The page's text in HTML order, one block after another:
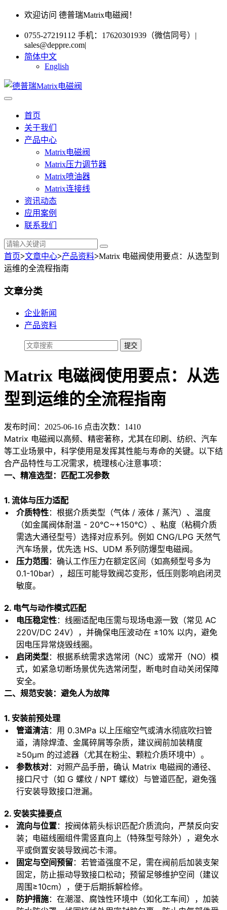
欢迎访问 德普瑞Matrix电磁阀！
0755-27219112 手机：17620301939（微信同号） |
sales@deppre.com|
简体中文
English
首页
关于我们
产品中心
Matrix电磁阀
Matrix压力调节器
Matrix喷油器
Matrix连接线
资讯动态
应用案例
联系我们
首页>文章中心>产品资料>Matrix 电磁阀使用要点：从选型到
运维的全流程指南
文章分类
企业新闻
产品资料
Matrix 电磁阀使用要点：从选
型到运维的全流程指南
发布时间：2025-06-16 点击次数：1410
Matrix 电磁阀以高频、精密著称，尤其在印刷、纺织、汽车
等工业场景中，科学使用是发挥其性能与寿命的关键。以下结
合产品特性与工况需求，梳理核心注意事项：
一、精准选型：匹配工况参数
1. 流体与压力适配
介质特性：根据介质类型（气体 / 液体 / 蒸汽）、温度
（如金属阀体耐温 - 20℃~+150℃）、粘度（粘稠介质
需选大通径型号）选择对应系列。例如 CNG/LPG 天然气
汽车场景，优先选 HS、UDM 系列防爆型电磁阀。
压力范围 ：确认工作压力在额定区间（如高频型号多为
0.1-10bar），超压可能导致阀芯变形，低压则影响启闭灵
敏度。
2. 电气与动作模式匹配
电压稳定性：线圈适配电压需与现场电源一致（常见 AC
220V/DC 24V），并确保电压波动在 ±10% 以内，避免
因电压异常烧毁线圈。
启闭类型：根据系统需求选常闭（NC）或常开（NO）模
式，如紧急切断场景优先选常闭型，断电时自动关闭保障
安全。
二、规范安装：避免人为故障
1. 安装前预处理
管道清洁：用 0.3MPa 以上压缩空气或清水彻底吹扫管
道，清除焊渣、金属碎屑等杂质，建议阀前加装精度
≥50μm 的过滤器（尤其在粉尘、颗粒介质环境中）。
参数核对：对照产品手册，确认 Matrix 电磁阀的通径、
接口尺寸（如 G 螺纹 / NPT 螺纹）与管道匹配，避免强
行安装导致接口泄漏。
2. 安装实操要点
流向与位置：按阀体箭头标识匹配介质流向，严禁反向安
装；电磁线圈组件需竖直向上（特殊型号除外），避免水
平或倒置安装导致阀芯卡滞。
固定与空间预留：若管道强度不足，需在阀前后加装支架
固定，防止振动导致接口松动；预留足够维护空间（建议
周围≥10cm），便于后期拆解检修。
防护措施：在潮湿、腐蚀性环境中（如化工车间），加装